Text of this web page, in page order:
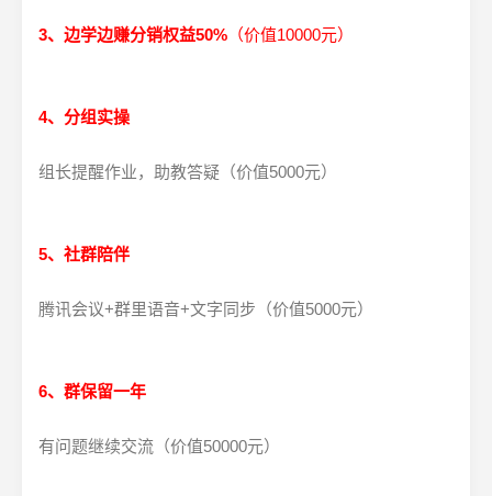
3、边学边赚分销权益50% （价值10000元）
4、分组实操
组长提醒作业，助教答疑（价值5000元）
5、社群陪伴
腾讯会议+群里语音+文字同步（价值5000元）
6、群保留一年
有问题继续交流（价值50000元）